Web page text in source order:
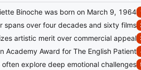
Binoche was born on March 9, 1964.
spans over four decades and sixty films.
artistic merit over commercial appeal.
Academy Award for The English Patient.
often explore deep emotional challenges.